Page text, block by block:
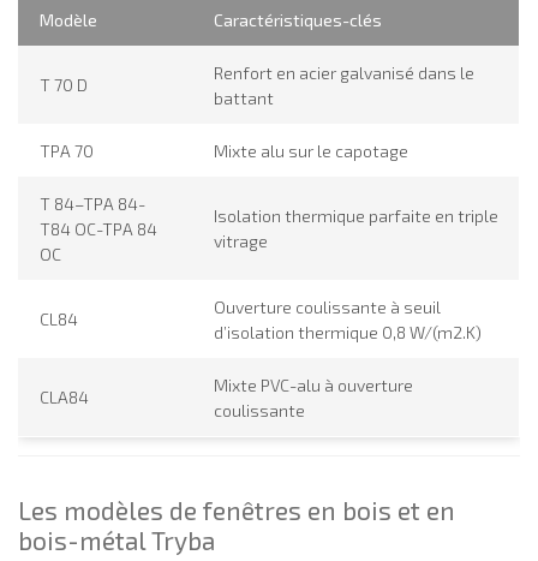
Modèle Caractéristiques-clés
T 70 D
Renfort en acier galvanisé dans le
battant
TPA 70 Mixte alu sur le capotage
T 84–TPA 84-
T84 OC-TPA 84
OC
Isolation thermique parfaite en triple
vitrage
CL84
Ouverture coulissante à seuil
d’isolation thermique 0,8 W/(m2.K)
CLA84
Mixte PVC-alu à ouverture
coulissante
Les modèles de fenêtres en bois et en
bois-métal Tryba